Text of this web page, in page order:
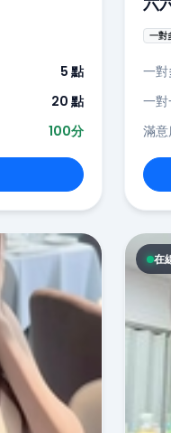
5 點
20 點
100分
一對
一
一
滿
在